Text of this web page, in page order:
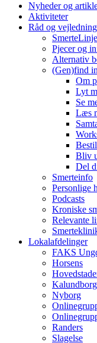
Nyheder og
Aktiviteter
Råd og vejledning
Pjecer og
Alternativ
(Gen)find
Om
Lyt
Se
Læs
Bliv
Del
Smerteinfo
Personlige
Podcasts
Kroniske
Relevante
Lokalafdelinger
FAKS
Horsens
Kalundborg
Nyborg
Randers
Slagelse